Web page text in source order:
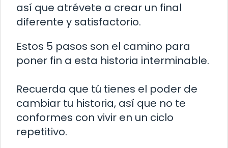
así que atrévete a crear un final
diferente y satisfactorio.
Estos 5 pasos son el camino para
poner fin a esta historia interminable.
Recuerda que tú tienes el poder de
cambiar tu historia, así que no te
conformes con vivir en un ciclo
repetitivo.